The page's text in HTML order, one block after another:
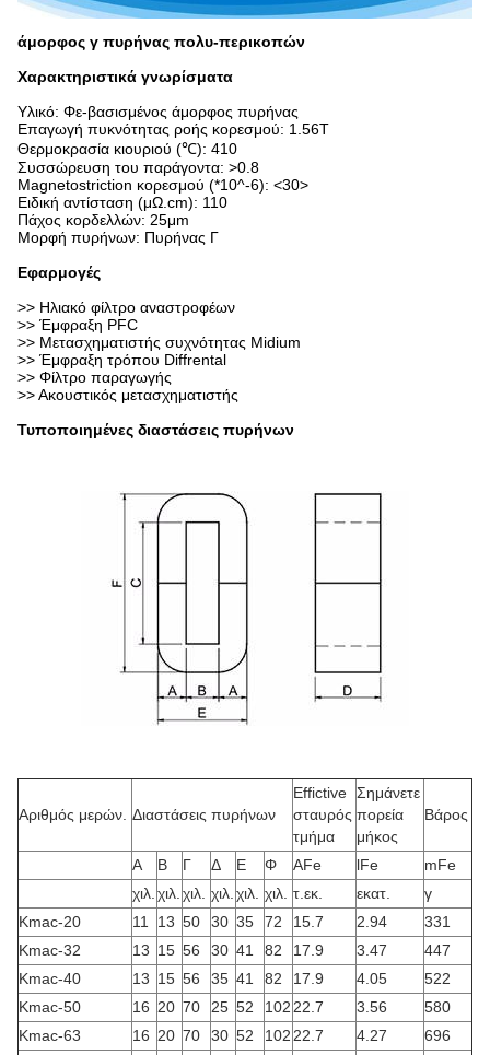
άμορφος γ πυρήνας πολυ-περικοπών
Χαρακτηριστικά γνωρίσματα
Υλικό: Φε-βασισμένος άμορφος πυρήνας
Επαγωγή πυκνότητας ροής κορεσμού: 1.56T
Θερμοκρασία κιουριού (℃): 410
Συσσώρευση του παράγοντα: >0.8
Magnetostriction κορεσμού (*10^-6): <30>
Ειδική αντίσταση (μΩ.cm): 110
Πάχος κορδελλών: 25μm
Μορφή πυρήνων: Πυρήνας Γ
Εφαρμογές
>> Ηλιακό φίλτρο αναστροφέων
>> Έμφραξη PFC
>> Μετασχηματιστής συχνότητας Midium
>> Έμφραξη τρόπου Diffrental
>> Φίλτρο παραγωγής
>> Ακουστικός μετασχηματιστής
Τυποποιημένες διαστάσεις πυρήνων
Αριθμός μερών. Διαστάσεις πυρήνων
Effictive
σταυρός
τμήμα
Σημάνετε
πορεία
μήκος
Βάρος
Α Β Γ Δ Ε Φ AFe lFe
mFe
χιλ. χιλ. χιλ. χιλ. χιλ. χιλ. τ.εκ. εκατ.
γ
Kmac-20
11 13 50 30 35 72 15.7 2.94
331
Kmac-32
13 15 56 30 41 82 17.9 3.47
447
Kmac-40
13 15 56 35 41 82 17.9 4.05
522
Kmac-50
16 20 70 25 52 102 22.7 3.56
580
Kmac-63
16 20 70 30 52 102 22.7 4.27
696